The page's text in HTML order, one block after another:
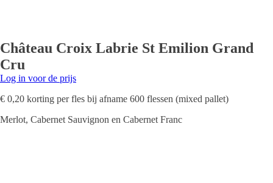
Château Croix Labrie St Emilion Grand
Cru
Log in voor de prijs
€ 0,20 korting per fles bij afname 600 flessen (mixed pallet)
Merlot, Cabernet Sauvignon en Cabernet Franc